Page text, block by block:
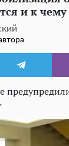
и к чему